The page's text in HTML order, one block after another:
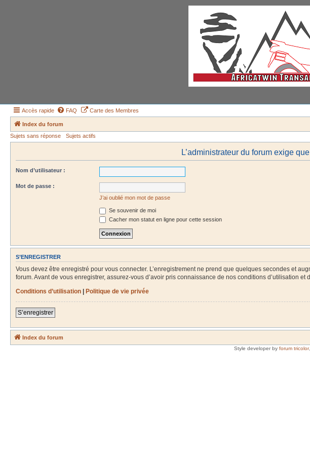
Accès rapide FAQ Carte des Membres
Index du forum
Sujets sans réponse
Sujets actifs
L’administrateur du forum exige
Nom d’utilisateur :
Mot de passe :
J’ai oublié mon mot de passe
Se souvenir de moi
Cacher mon statut en ligne pour cette session
S’ENREGISTRER
Vous devez être enregistré pour vous connecter. L’enregistrement ne prend que quelques secondes et
forum. Avant de vous enregistrer, assurez-vous d’avoir pris connaissance de nos conditions d’utilisation
Conditions d’utilisation | Politique de vie privée
S’enregistrer
Index du forum
Style developer by forum tricolor,